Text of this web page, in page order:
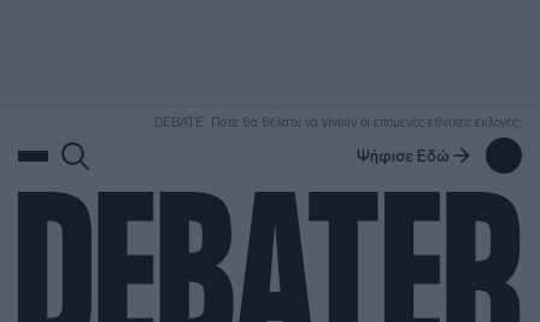
DEBATE: Πότε θα θέλατε να γίνουν οι επόμενες εθνικές εκλογές;
Ψήφισε Εδώ